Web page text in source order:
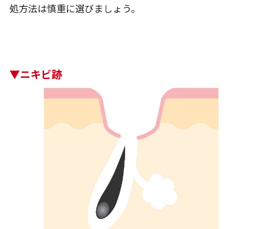
処方法は慎重に選びましょう。
▼ニキビ跡